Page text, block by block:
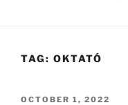
TAG: OKTATÓ
POSTED
OCTOBER 1, 2022